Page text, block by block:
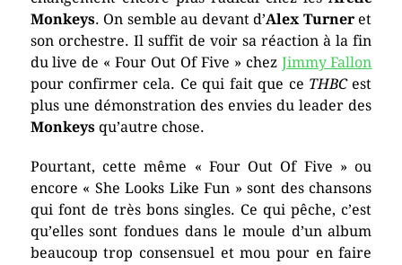
Monkeys. On semble au devant d’Alex Turneret
son orchestre. Il suffit de voir sa réaction à la fin
du live de « Four Out Of Five » chez Jimmy Fallon
pour confirmer cela. Ce qui fait que ce THBCest
plus une démonstration des envies du leader des
Monkeysqu’autre chose.
Pourtant, cette même « Four Out Of Five » ou
encore « She Looks Like Fun » sont des chansons
qui font de très bons singles. Ce qui pêche, c’est
qu’elles sont fondues dans le moule d’un album
beaucoup trop consensuel et mou pour en faire